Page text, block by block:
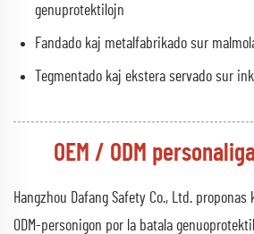
genuprotektilojn
Fandado kaj metalfabrikado sur
Tegmentado kaj ekstera servado sur
OEM / ODM
Hangzhou Dafang Safety Co., Ltd. proponas
ODM-personigon por la batala